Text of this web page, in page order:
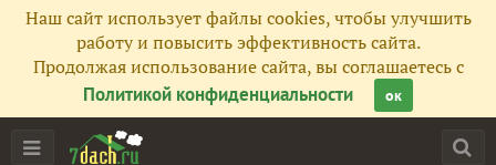
Наш сайт использует файлы cookies, чтобы улучшить
работу и повысить эффективность сайта.
Продолжая использование сайта, вы соглашаетесь с
Политикой конфиденциальности
ок